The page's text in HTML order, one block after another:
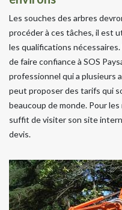
Les souches des arbres
procéder à ces tâches, il est
les qualifications
de faire confiance à SOS
professionnel qui a plusieurs
peut proposer des tarifs qui
beaucoup de monde. Pour
suffit de visiter son site
devis.